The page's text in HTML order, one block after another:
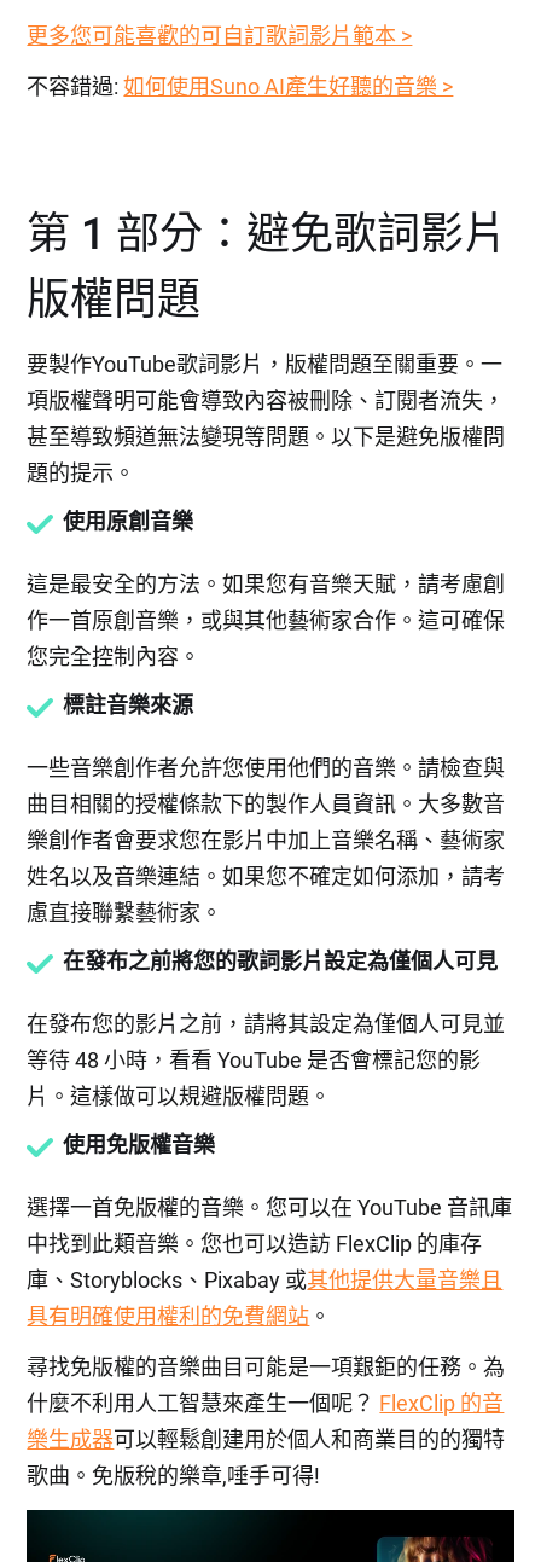
更多您可能喜歡的可自訂歌詞影片範本 >
不容錯過:如何使用Suno AI產生好聽的音樂 >
第 1 部分：避免歌詞影片
版權問題
要製作YouTube歌詞影片，版權問題至關重要。一
項版權聲明可能會導致內容被刪除、訂閱者流失，
甚至導致頻道無法變現等問題。以下是避免版權問
題的提示。
使用原創音樂
這是最安全的方法。如果您有音樂天賦，請考慮創
作一首原創音樂，或與其他藝術家合作。這可確保
您完全控制內容。
標註音樂來源
一些音樂創作者允許您使用他們的音樂。請檢查與
曲目相關的授權條款下的製作人員資訊。大多數音
樂創作者會要求您在影片中加上音樂名稱、藝術家
姓名以及音樂連結。如果您不確定如何添加，請考
慮直接聯繫藝術家。
在發布之前將您的歌詞影片設定為僅個人可見
在發布您的影片之前，請將其設定為僅個人可見並
等待 48 小時，看看 YouTube 是否會標記您的影
片。這樣做可以規避版權問題。
使用免版權音樂
選擇一首免版權的音樂。您可以在 YouTube 音訊庫
中找到此類音樂。您也可以造訪 FlexClip 的庫存
庫、Storyblocks、Pixabay 或其他提供大量音樂且
具有明確使用權利的免費網站 。
尋找免版權的音樂曲目可能是一項艱鉅的任務。為
什麼不利用人工智慧來產生一個呢？ FlexClip 的音
樂生成器可以輕鬆創建用於個人和商業目的的獨特
歌曲。免版稅的樂章,唾手可得!